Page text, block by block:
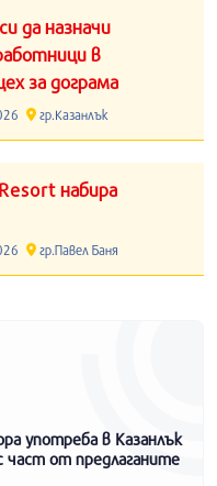
да назначи
в
за дограма
гр.Казанлък
набира
гр.Павел Баня
употреба в Казанлък
част от предлаганите